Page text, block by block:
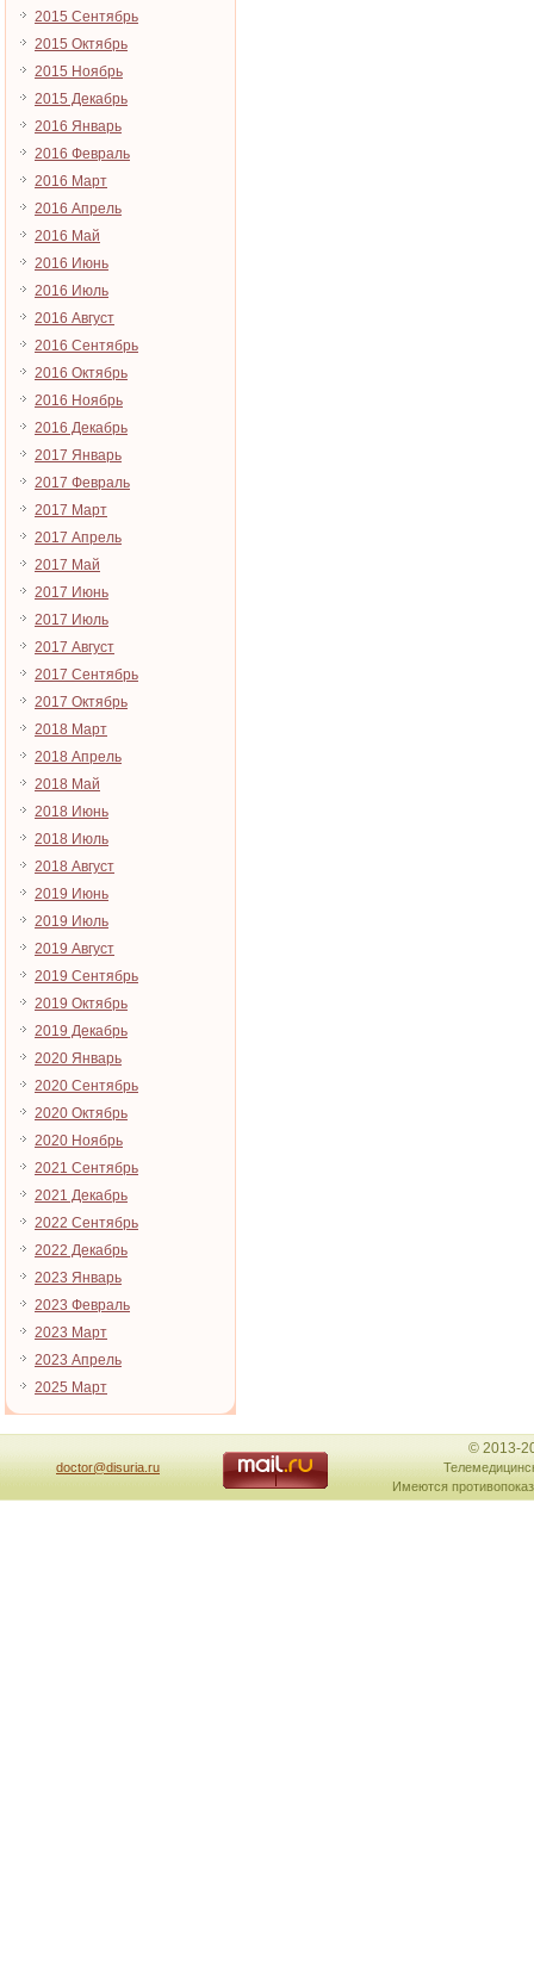
2015 Сентябрь
2015 Октябрь
2015 Ноябрь
2015 Декабрь
2016 Январь
2016 Февраль
2016 Март
2016 Апрель
2016 Май
2016 Июнь
2016 Июль
2016 Август
2016 Сентябрь
2016 Октябрь
2016 Ноябрь
2016 Декабрь
2017 Январь
2017 Февраль
2017 Март
2017 Апрель
2017 Май
2017 Июнь
2017 Июль
2017 Август
2017 Сентябрь
2017 Октябрь
2018 Март
2018 Апрель
2018 Май
2018 Июнь
2018 Июль
2018 Август
2019 Июнь
2019 Июль
2019 Август
2019 Сентябрь
2019 Октябрь
2019 Декабрь
2020 Январь
2020 Сентябрь
2020 Октябрь
2020 Ноябрь
2021 Сентябрь
2021 Декабрь
2022 Сентябрь
2022 Декабрь
2023 Январь
2023 Февраль
2023 Март
2023 Апрель
2025 Март
doctor@disuria.ru
© 2013-
Имеются